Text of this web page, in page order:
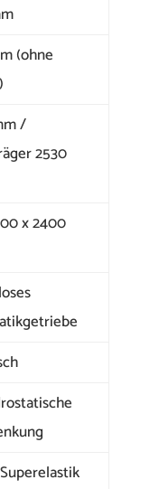
(ohne
/
2530
x 2400